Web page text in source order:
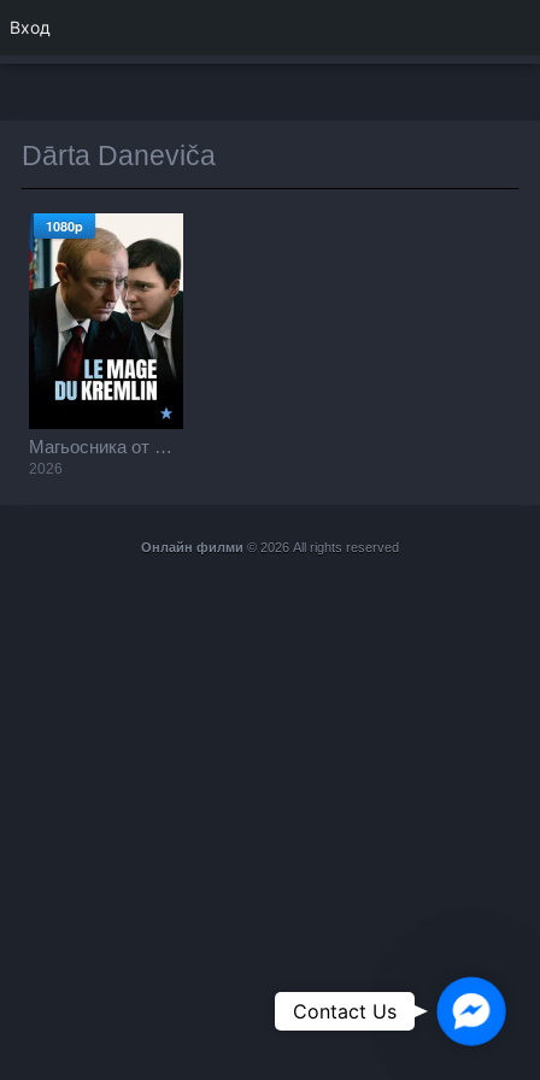
Dārta Daneviča
Магьосника от Кремъл / The Wizard of the Kremlin (2026)
2026
1080p
Онлайн филми © 2026 All rights reserved
Вход
Contact Us